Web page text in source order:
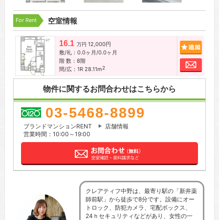
For Rent 空室情報
16.1 万円 12,000円
敷/礼：0.0ヶ月/0.0ヶ月
階 数：8階
間/広：1R 28.11m2
お問
物件に関するお問合わせはこちらから
03-5468-8899
ブランドマンションRENT
店舗情報
営業時間：10:00～19:00
クレアティフ中野は、最寄り駅の「新井薬
師前駅」から徒歩で8分です。設備にオー
トロック、防犯カメラ、宅配ボックス、
24ｈセキュリティなどがあり、女性の一